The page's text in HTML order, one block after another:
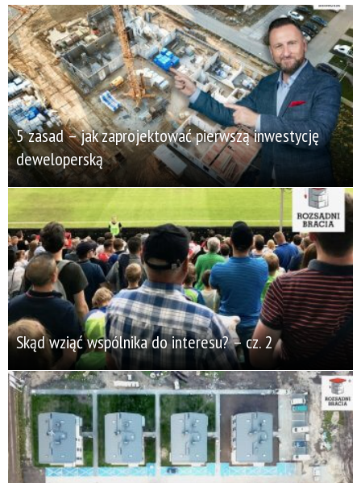
5 zasad – jak zaprojektować pierwszą inwestycję
deweloperską
Skąd wziąć wspólnika do interesu? – cz. 2